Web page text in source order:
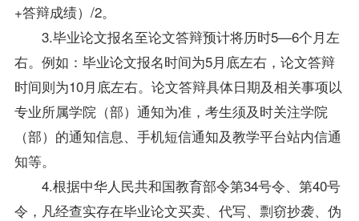
+答辩成绩）/2。
3.毕业论文报名至论文答辩预计将历时5—6个月左
右。例如：毕业论文报名时间为5月底左右，论文答辩
时间则为10月底左右。论文答辩具体日期及相关事项以
专业所属学院（部）通知为准，考生须及时关注学院
（部）的通知信息、手机短信通知及教学平台站内信通
知等。
4.根据中华人民共和国教育部令第34号令、第40号
令，凡经查实存在毕业论文买卖、代写、剽窃抄袭、伪